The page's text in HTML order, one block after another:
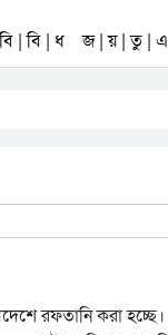
| বি | ধ জ | য় | তু | এ
রফতানি করা